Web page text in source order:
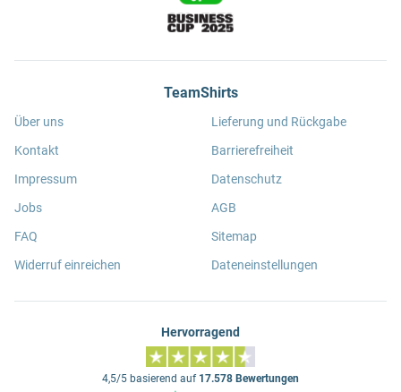
TeamShirts
Über uns
Kontakt
Impressum
Jobs
FAQ
Widerruf einreichen
Lieferung und Rückgabe
Barrierefreiheit
Datenschutz
AGB
Sitemap
Dateneinstellungen
Hervorragend
4,5/5 basierend auf 17.578 Bewertungen